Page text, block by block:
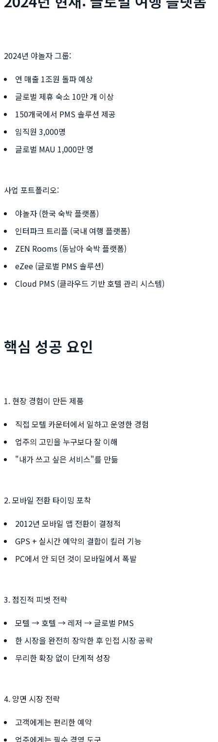
2024년 야놀자 그룹:
연 매출 1조원 돌파 예상
글로벌 제휴 숙소 10만 개 이상
150개국에서 PMS 솔루션 제공
임직원 3,000명
글로벌 MAU 1,000만 명
사업 포트폴리오:
야놀자 (한국 숙박 플랫폼)
인터파크 트리플 (국내 여행 플랫폼)
ZEN Rooms (동남아 숙박 플랫폼)
eZee (글로벌 PMS 솔루션)
Cloud PMS (클라우드 기반 호텔 관리 시스템)
핵심 성공 요인
1. 현장 경험이 만든 제품
직접 모텔 카운터에서 일하고 운영한 경험
업주의 고민을 누구보다 잘 이해
"내가 쓰고 싶은 서비스"를 만듦
2. 모바일 전환 타이밍 포착
2012년 모바일 앱 전환이 결정적
GPS + 실시간 예약의 결합이 킬러 기능
PC에서 안 되던 것이 모바일에서 폭발
3. 점진적 피벗 전략
모텔 → 호텔 → 레저 → 글로벌 PMS
한 시장을 완전히 장악한 후 인접 시장 공략
무리한 확장 없이 단계적 성장
4. 양면 시장 전략
고객에게는 편리한 예약
업주에게는 필수 경영 도구